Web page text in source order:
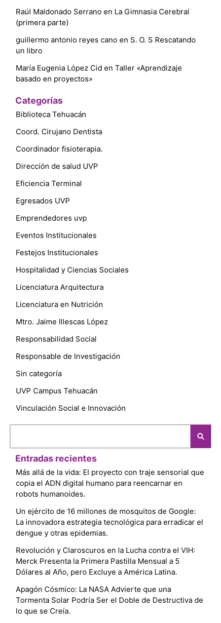
Raúl Maldonado Serrano en La Gimnasia Cerebral
(primera parte)
guillermo antonio reyes cano en S. O. S Rescatando
un libro
María Eugenia López Cid en Taller «Aprendizaje
basado en proyectos»
Categorías
Biblioteca Tehuacán
Coord. Cirujano Dentista
Coordinador fisioterapia.
Dirección de salud UVP
Eficiencia Terminal
Egresados UVP
Emprendedores uvp
Eventos Institucionales
Festejos Institucionales
Hospitalidad y Ciencias Sociales
Licenciatura Arquitectura
Licenciatura en Nutrición
Mtro. Jaime Illescas López
Responsabilidad Social
Responsable de Investigación
Sin categoría
UVP Campus Tehuacán
Vinculación Social e Innovación
Entradas recientes
Más allá de la vida: El proyecto con traje sensorial que
copia el ADN digital humano para reencarnar en
robots humanoides.
Un ejército de 16 millones de mosquitos de Google:
La innovadora estrategia tecnológica para erradicar el
dengue y otras epidemias.
Revolución y Claroscuros en la Lucha contra el VIH:
Merck Presenta la Primera Pastilla Mensual a 5
Dólares al Año, pero Excluye a América Latina.
Apagón Cósmico: La NASA Advierte que una
Tormenta Solar Podría Ser el Doble de Destructiva de
lo que se Creía.